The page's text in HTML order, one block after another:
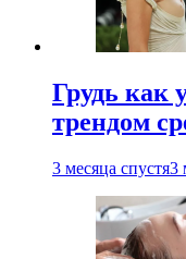
Грудь как
трендом
3 месяца спустя3